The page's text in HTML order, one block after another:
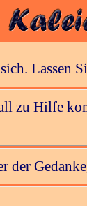
Lassen
zu Hilfe
der